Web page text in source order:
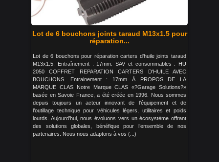
Lot de 6 bouchons joints taraud M13x1.5 pour
réparation...
Lot de 6 bouchons pour réparation carters d'huile joints taraud
M13x1.5. Entraînement : 17mm. SAV et consommables : HU
2050 COFFRET REPARATION CARTERS D'HUILE AVEC
BOUCHONS. Entrainement : 17mm À PROPOS DE LA
MARQUE CLAS Notre Marque CLAS «?Garage Solutions?»
basée en Savoie France, a été créée en 1996. Nous sommes
depuis toujours un acteur innovant de l’équipement et de
l’outillage technique pour véhicules légers, utilitaires et poids
lourds. Aujourd’hui, nous évoluons vers un écosystème offrant
des solutions globales, bénéfique pour l’ensemble de nos
partenaires. Nous nous adaptons à vos (...)